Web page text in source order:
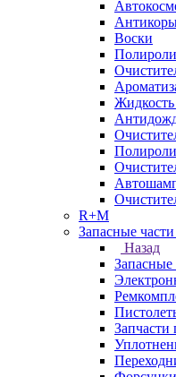
Воски
Полироли
Жидкость
Полироли
R+M
Запасные части
Назад
Запасные
Запчасти